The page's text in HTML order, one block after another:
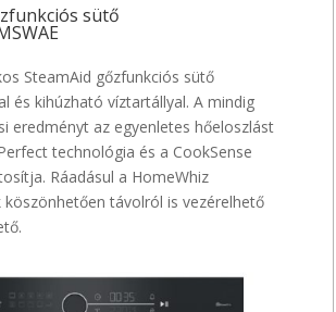
sütő
SteamAid gőzfunkciós sütő
és kihúzható víztartállyal. A mindig
eredményt az egyenletes hőeloszlást
technológia és a CookSense
Ráadásul a HomeWhiz
köszönhetően távolról is vezérelhető